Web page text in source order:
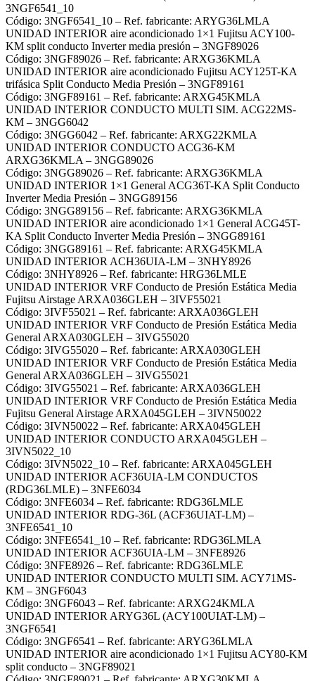
3NGF6541_10
Código: 3NGF6541_10 – Ref. fabricante: ARYG36LMLA
UNIDAD INTERIOR aire acondicionado 1×1 Fujitsu ACY100-
KM split conducto Inverter media presión – 3NGF89026
Código: 3NGF89026 – Ref. fabricante: ARXG36KMLA
UNIDAD INTERIOR aire acondicionado Fujitsu ACY125T-KA
trifásica Split Conducto Media Presión – 3NGF89161
Código: 3NGF89161 – Ref. fabricante: ARXG45KMLA
UNIDAD INTERIOR CONDUCTO MULTI SIM. ACG22MS-
KM – 3NGG6042
Código: 3NGG6042 – Ref. fabricante: ARXG22KMLA
UNIDAD INTERIOR CONDUCTO ACG36-KM
ARXG36KMLA – 3NGG89026
Código: 3NGG89026 – Ref. fabricante: ARXG36KMLA
UNIDAD INTERIOR 1×1 General ACG36T-KA Split Conducto
Inverter Media Presión – 3NGG89156
Código: 3NGG89156 – Ref. fabricante: ARXG36KMLA
UNIDAD INTERIOR aire acondicionado 1×1 General ACG45T-
KA Split Conducto Inverter Media Presión – 3NGG89161
Código: 3NGG89161 – Ref. fabricante: ARXG45KMLA
UNIDAD INTERIOR ACH36UIA-LM – 3NHY8926
Código: 3NHY8926 – Ref. fabricante: HRG36LMLE
UNIDAD INTERIOR VRF Conducto de Presión Estática Media
Fujitsu Airstage ARXA036GLEH – 3IVF55021
Código: 3IVF55021 – Ref. fabricante: ARXA036GLEH
UNIDAD INTERIOR VRF Conducto de Presión Estática Media
General ARXA030GLEH – 3IVG55020
Código: 3IVG55020 – Ref. fabricante: ARXA030GLEH
UNIDAD INTERIOR VRF Conducto de Presión Estática Media
General ARXA036GLEH – 3IVG55021
Código: 3IVG55021 – Ref. fabricante: ARXA036GLEH
UNIDAD INTERIOR VRF Conducto de Presión Estática Media
Fujitsu General Airstage ARXA045GLEH – 3IVN50022
Código: 3IVN50022 – Ref. fabricante: ARXA045GLEH
UNIDAD INTERIOR CONDUCTO ARXA045GLEH –
3IVN5022_10
Código: 3IVN5022_10 – Ref. fabricante: ARXA045GLEH
UNIDAD INTERIOR ACF36UIA-LM CONDUCTOS
(RDG36LMLE) – 3NFE6034
Código: 3NFE6034 – Ref. fabricante: RDG36LMLE
UNIDAD INTERIOR RDG-36L (ACF36UIAT-LM) –
3NFE6541_10
Código: 3NFE6541_10 – Ref. fabricante: RDG36LMLA
UNIDAD INTERIOR ACF36UIA-LM – 3NFE8926
Código: 3NFE8926 – Ref. fabricante: RDG36LMLE
UNIDAD INTERIOR CONDUCTO MULTI SIM. ACY71MS-
KM – 3NGF6043
Código: 3NGF6043 – Ref. fabricante: ARXG24KMLA
UNIDAD INTERIOR ARYG36L (ACY100UIAT-LM) –
3NGF6541
Código: 3NGF6541 – Ref. fabricante: ARYG36LMLA
UNIDAD INTERIOR aire acondicionado 1×1 Fujitsu ACY80-KM
split conducto – 3NGF89021